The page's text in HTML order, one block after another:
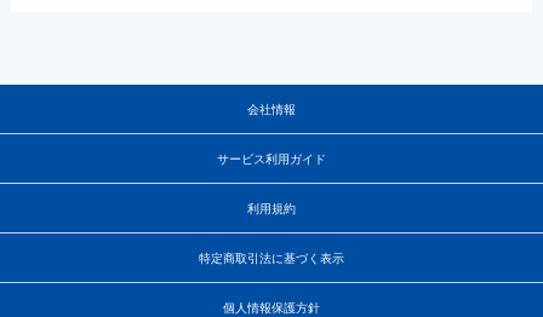
会社情報
サービス利用ガイド
利用規約
特定商取引法に基づく表示
個人情報保護方針